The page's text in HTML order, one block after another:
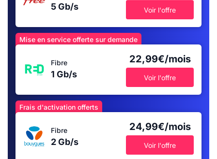
5 Gb/s Voir l'offre
Mise en service offerte sur demande
Fibre
1 Gb/s
22,99€/mois
Voir l'offre
Frais d'activation offerts
Fibre
2 Gb/s
24,99€/mois
Voir l'offre